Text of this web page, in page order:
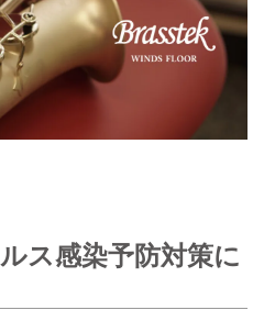
ス感染予防対策に